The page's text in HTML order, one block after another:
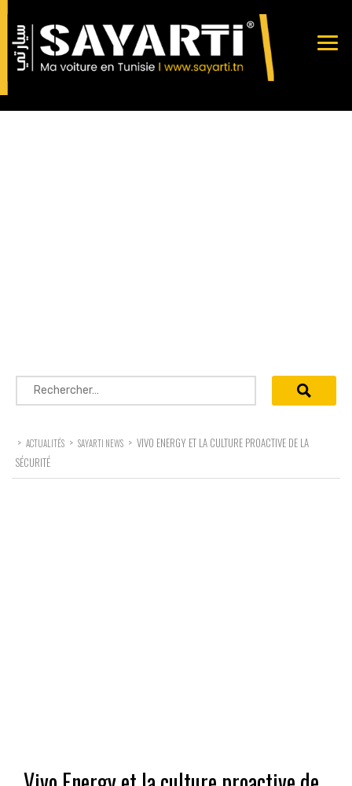
Rechercher :
> ACTUALITÉS > SAYARTI NEWS > VIVO ENERGY ET LA CULTURE PROACTIVE DE LA
SÉCURITÉ